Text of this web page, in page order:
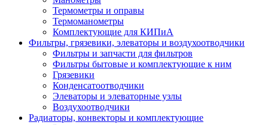
Термометры и оправы
Термоманометры
Комплектующие для КИПиА
Фильтры, грязевики, элеваторы и воздухоотводчики
Фильтры и запчасти для фильтров
Фильтры бытовые и комплектующие к ним
Грязевики
Конденсатоотводчики
Элеваторы и элеваторные узлы
Воздухоотводчики
Радиаторы, конвекторы и комплектующие